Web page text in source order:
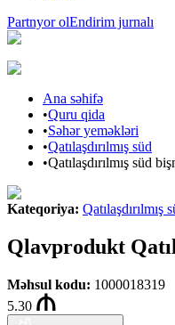
Partnyor olEndirim jurnalı
Ana səhifə
•Quru qida
•Səhər yeməkləri
•Qatılaşdırılmış süd
•Qatılaşdırılmış süd
Kateqoriya: Qatılaşdırılmış
Qlavprodukt
Məhsul kodu: 1000018319
5.30